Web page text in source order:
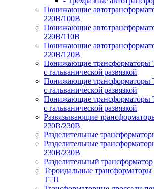
Понижающие
220В/100В
Понижающие
220В/110В
Понижающие
220В/120В
Понижающие
с гальванической развязкой
Понижающие
с гальванической развязкой
Понижающие
с гальванической развязкой
Развязывающие
230В/230В
Разделительные
Разделительные
230В/230В
Разделительный
Тороидальные
ТТП